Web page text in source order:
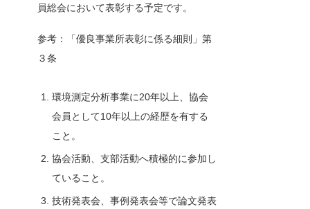
員総会において表彰する予定です。
参考：「優良事業所表彰に係る細則」第
３条
環境測定分析事業に20年以上、協会
会員として10年以上の経歴を有する
こと。
協会活動、支部活動へ積極的に参加し
ていること。
技術発表会、事例発表会等で論文発表